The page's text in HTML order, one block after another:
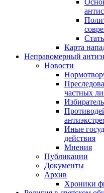
Карта
Неправомерный
Новости
частных
Иные
действия
Мнения
Публикации
Документы
Архив
Хроники